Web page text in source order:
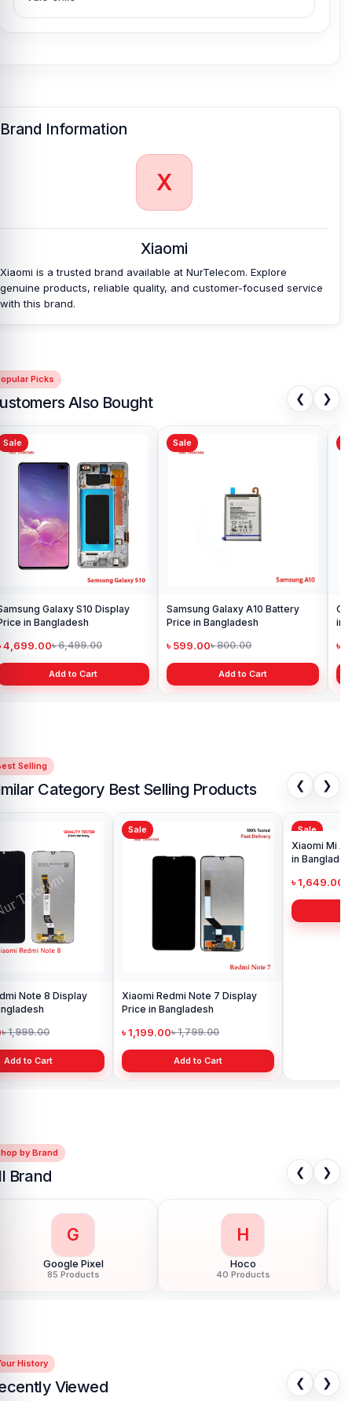
Brand Information
X
Xiaomi
Xiaomi is a trusted brand available at NurTelecom. Explore
genuine products, reliable quality, and customer-focused service
with this brand.
Picks
Also Bought ❮ ❯
Sale
Galaxy S10 Display
in Bangladesh
4,699.00৳ 6,499.00
Add to Cart
Sale
Samsung Galaxy A10 Battery
Price in Bangladesh
৳ 599.00৳ 800.00
Add to Cart
in
৳
Selling
Category Best Selling Products ❮ ❯
Redmi Note 7 Display
in Bangladesh
1,199.00৳ 1,799.00
Add to Cart
Xiaomi Mi A2 Lite Display Price
in Bangladesh
৳ 1,649.00
Add to Cart
৳
by Brand
Brand ❮ ❯
G
Google Pixel
85 Products
H
Hoco
40 Products
History
Viewed ❮ ❯